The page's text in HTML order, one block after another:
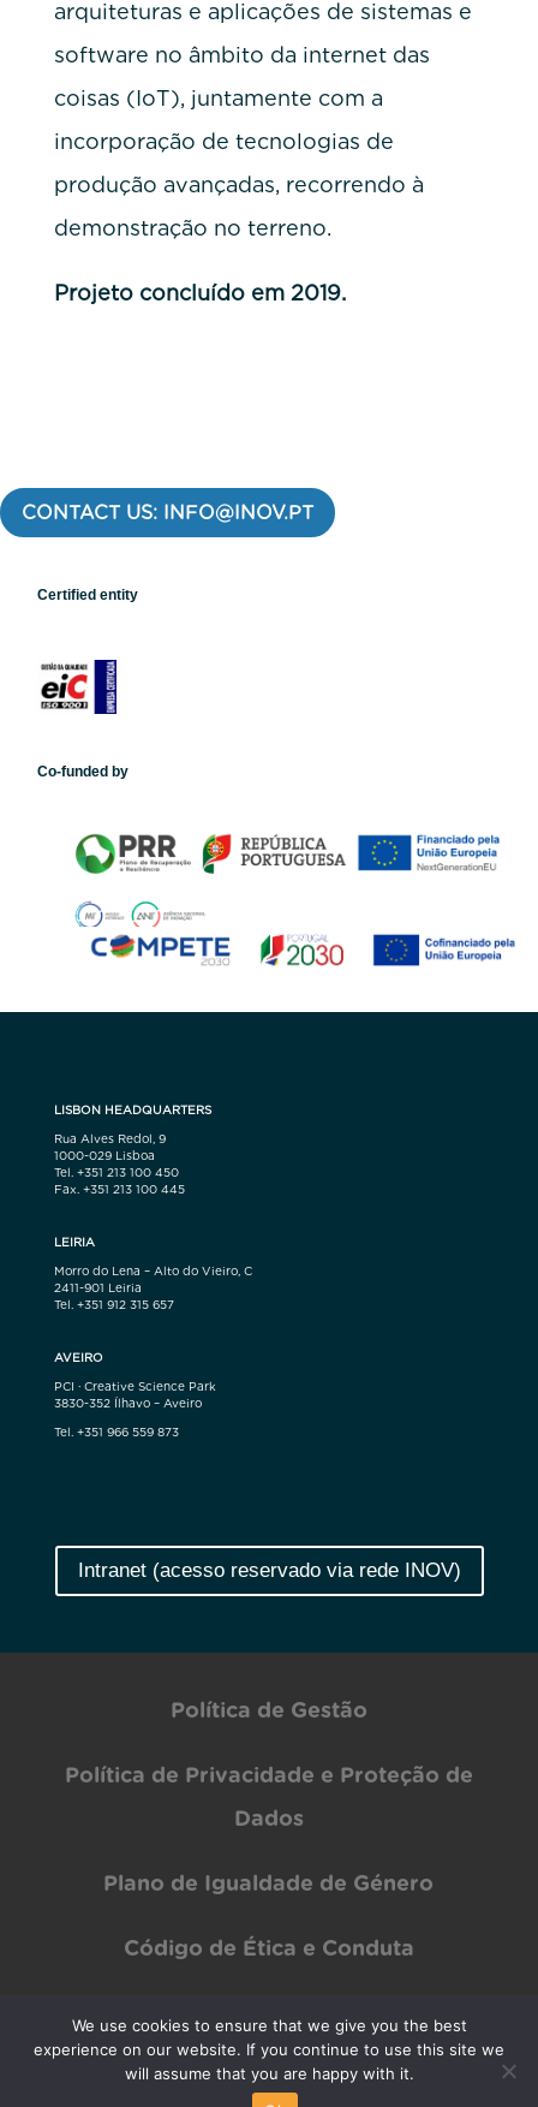
arquiteturas e aplicações de sistemas e
software no âmbito da internet das
coisas (IoT), juntamente com a
incorporação de tecnologias de
produção avançadas, recorrendo à
demonstração no terreno.
Projeto concluído em 2019.
CONTACT US: INFO@INOV.PT
Certified entity
Co-funded by
LISBON HEADQUARTERS
Rua Alves Redol, 9
1000-029 Lisboa
Tel. +351 213 100 450
Fax. +351 213 100 445
LEIRIA
Morro do Lena – Alto do Vieiro, C
2411-901 Leiria
Tel. +351 912 315 657
AVEIRO
PCI · Creative Science Park
3830-352 Ílhavo – Aveiro
Tel. +351 966 559 873
Intranet (acesso reservado via rede INOV)
Política de Gestão
Política de Privacidade e Proteção de
Dados
Plano de Igualdade de Género
Código de Ética e Conduta
Copyright © INOV Inesc 2024 All rights Reserved | Designed byPAR Design
We use cookies to ensure that we give you the best
experience on our website. If you continue to use this site we
will assume that you are happy with it.